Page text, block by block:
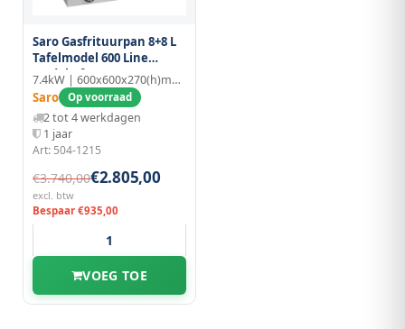
Saro Gasfrituurpan 8+8 L
Tafelmodel 600 Line
Model Gf66
7.4kW | 600x600x270(h)mm | RVS/Gietijzer
Saro Op voorraad
2 tot 4 werkdagen
1 jaar
Art: 504-1215
€3.740,00€2.805,00
excl. btw
Bespaar €935,00
VOEG TOE